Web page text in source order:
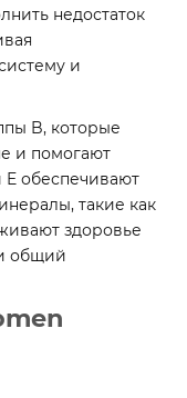
недостаток
и
B, которые
и помогают
E обеспечивают
такие как
здоровье
общий